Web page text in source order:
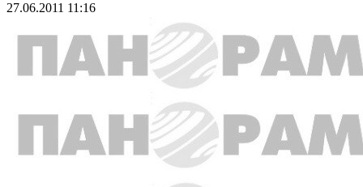
27.06.2011 11:16